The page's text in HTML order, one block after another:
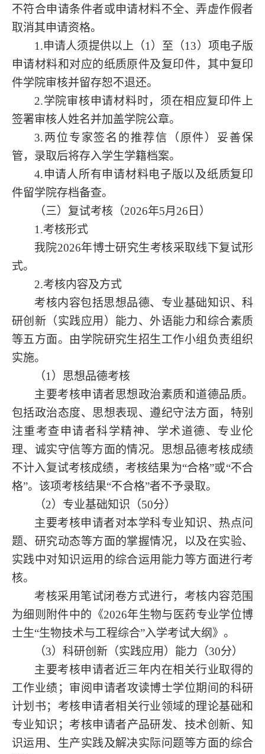
不符合申请条件者或申请材料不全、弄虚作假者
取消其申请资格。
1.申请人须提供以上（1）至（13）项电子版
申请材料和对应的纸质原件及复印件，其中复印
件学院审核并留存恕不退还。
2.学院审核申请材料时，须在相应复印件上
签署审核人姓名并加盖学院公章。
3.两位专家签名的推荐信（原件）妥善保
管，录取后将存入学生学籍档案。
4.申请人所有申请材料电子版以及纸质复印
件留学院存档备查。
（三）复试考核 （2026年5月 26日 ）
1.考核形式
我院2026年博士研究生考核采取线下复试形
式。
2.考核内容及方式
考核内容包括思想品德、专业基础知识、科
研创新（实践应用）能力、外语能力和综合素质
等五方面。由学院研究生招生工作小组负责组织
实施。
（1）思想品德考核
主要考核申请者思想政治素质和道德品质。
包括政治态度、思想表现、遵纪守法方面，特别
注重考查申请者科学精神、学术道德、专业伦
理、诚实守信等方面的情况。思想品德考核成绩
不计入复试考核成绩，考核结果为“合格”或“不合
格”。该项考核结果“不合格”者不予录取。
（2）专业基础知识（50分）
主要考核申请者对本学科专业知识、热点问
题、研究动态等方面的掌握情况，以及在实验、
实践中对知识运用的综合运用能力等方面进行考
核。
考核采用笔试闭卷方式进行，考核内容范围
为细则附件中的《2026年生物与医药专业学位博
士生“生物技术与工程综合”入学考试大纲》。
（3）科研创新（实践应用）能力（30分）
主要考核申请者近三年内在相关行业取得的
工作业绩；审阅申请者攻读博士学位期间的科研
计划书；考核申请者相关行业领域的理论基础和
专业知识；考核申请者产品研发、技术创新、知
识运用、生产实践及解决实际问题等方面的综合